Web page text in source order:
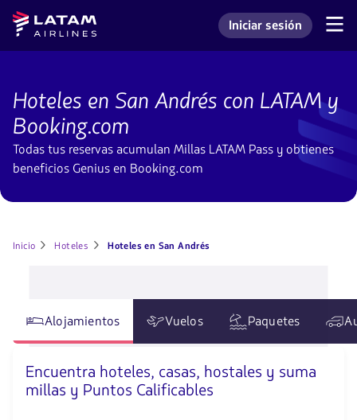
Saltar
menú.
Saltar al
contenido
principal.
Navegación
usuario.
Latam
Airlines
Ingresar a mi cuenta
Iniciar sesión
San
Andrés
Hoteles en San Andrés con LATAM y
Booking.com
Todas tus reservas acumulan Millas LATAM Pass y obtienes
beneficios Genius en Booking.com
Inicio Hoteles Hoteles en San Andrés
Alojamientos Vuelos Paquetes
Encuentra hoteles, casas, hostales y suma
millas y Puntos Calificables